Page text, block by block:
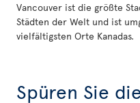
Vancouver ist die größte
Städten der Welt und ist
vielfältigsten Orte Kanadas.
Spüren Sie